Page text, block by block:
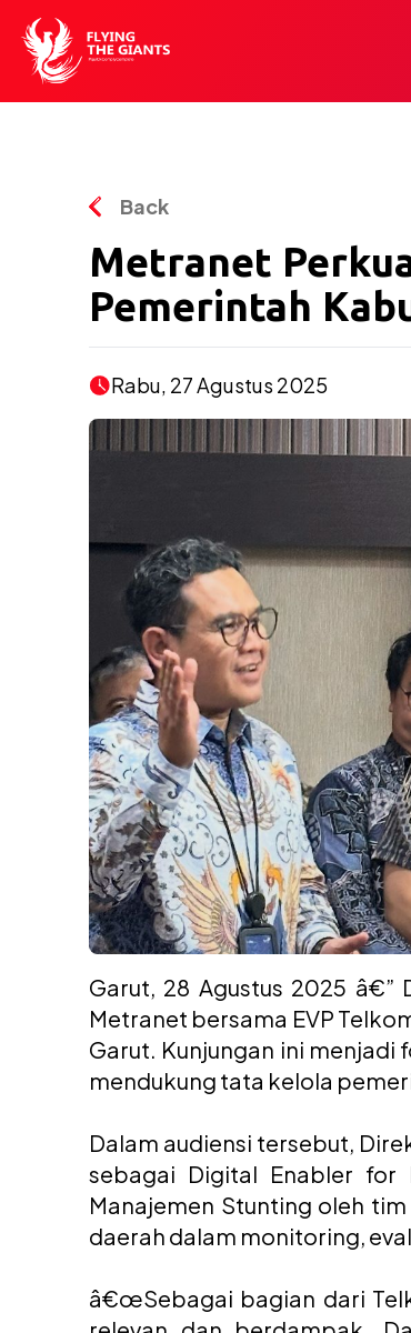
Back
Metranet
Pemerintah
Rabu, 27 Agustus 2025
Garut, 28 Agustus 2025
Metranet bersama EVP
Garut. Kunjungan ini
mendukung tata kelola
Dalam audiensi tersebut,
sebagai Digital Enabler for
Manajemen Stunting oleh
daerah dalam monitoring,
â€œSebagai bagian dari